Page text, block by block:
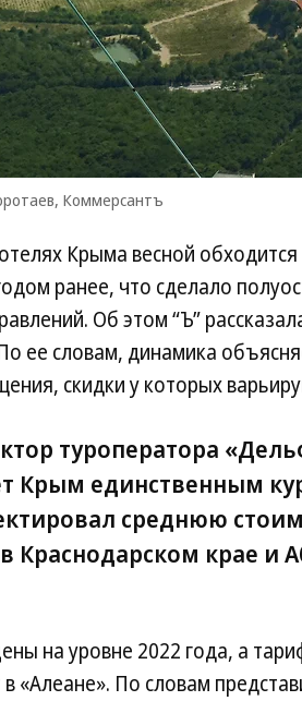
Коммерсантъ
Крыма весной
ранее, что сделало
Об этом “Ъ”
ее словам, динамика
скидки у которых
туроператора
Крым единственным
среднюю
Краснодарском крае и
на уровне 2022 года, а
«Алеане». По словам